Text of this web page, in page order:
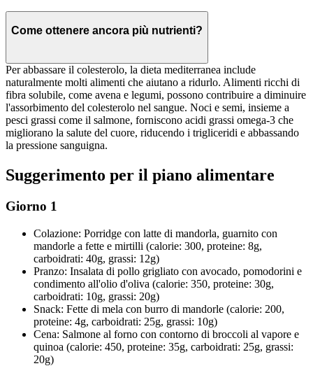
Come ottenere ancora più nutrienti?
Per abbassare il colesterolo, la dieta mediterranea include
naturalmente molti alimenti che aiutano a ridurlo. Alimenti ricchi di
fibra solubile, come avena e legumi, possono contribuire a diminuire
l'assorbimento del colesterolo nel sangue. Noci e semi, insieme a
pesci grassi come il salmone, forniscono acidi grassi omega-3 che
migliorano la salute del cuore, riducendo i trigliceridi e abbassando
la pressione sanguigna.
Suggerimento per il piano alimentare
Giorno 1
Colazione: Porridge con latte di mandorla, guarnito con
mandorle a fette e mirtilli (calorie: 300, proteine: 8g,
carboidrati: 40g, grassi: 12g)
Pranzo: Insalata di pollo grigliato con avocado, pomodorini e
condimento all'olio d'oliva (calorie: 350, proteine: 30g,
carboidrati: 10g, grassi: 20g)
Snack: Fette di mela con burro di mandorle (calorie: 200,
proteine: 4g, carboidrati: 25g, grassi: 10g)
Cena: Salmone al forno con contorno di broccoli al vapore e
quinoa (calorie: 450, proteine: 35g, carboidrati: 25g, grassi:
20g)